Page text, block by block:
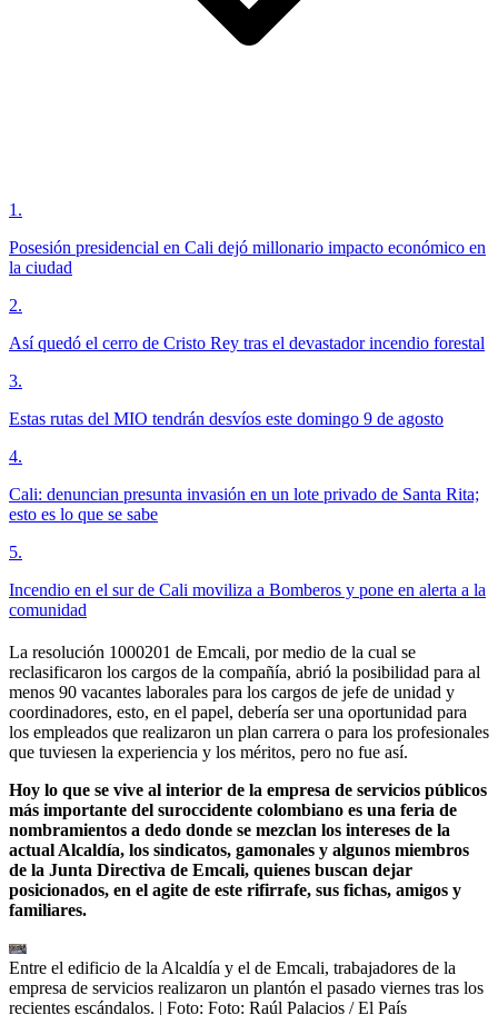
1 .
Posesión presidencial en Cali dejó millonario impacto económico en
la ciudad
2.
Así quedó el cerro de Cristo Rey tras el devastador incendio forestal
3.
Estas rutas del MIO tendrán desvíos este domingo 9 de agosto
4.
Cali: denuncian presunta invasión en un lote privado de Santa Rita;
esto es lo que se sabe
5.
Incendio en el sur de Cali moviliza a Bomberos y pone en alerta a la
comunidad
La resolución 1000201 de Emcali, por medio de la cual se
reclasificaron los cargos de la compañía, abrió la posibilidad para al
menos 90 vacantes laborales para los cargos de jefe de unidad y
coordinadores, esto, en el papel, debería ser una oportunidad para
los empleados que realizaron un plan carrera o para los profesionales
que tuviesen la experiencia y los méritos, pero no fue así.
Hoy lo que se vive al interior de la empresa de servicios públicos
más importante del suroccidente colombiano es una feria de
nombramientos a dedo donde se mezclan los intereses de la
actual Alcaldía, los sindicatos, gamonales y algunos miembros
de la Junta Directiva de Emcali, quienes buscan dejar
posicionados, en el agite de este rifirrafe, sus fichas, amigos y
familiares.
Entre el edificio de la Alcaldía y el de Emcali, trabajadores de la
empresa de servicios realizaron un plantón el pasado viernes tras los
recientes escándalos. | Foto: Foto: Raúl Palacios / El País